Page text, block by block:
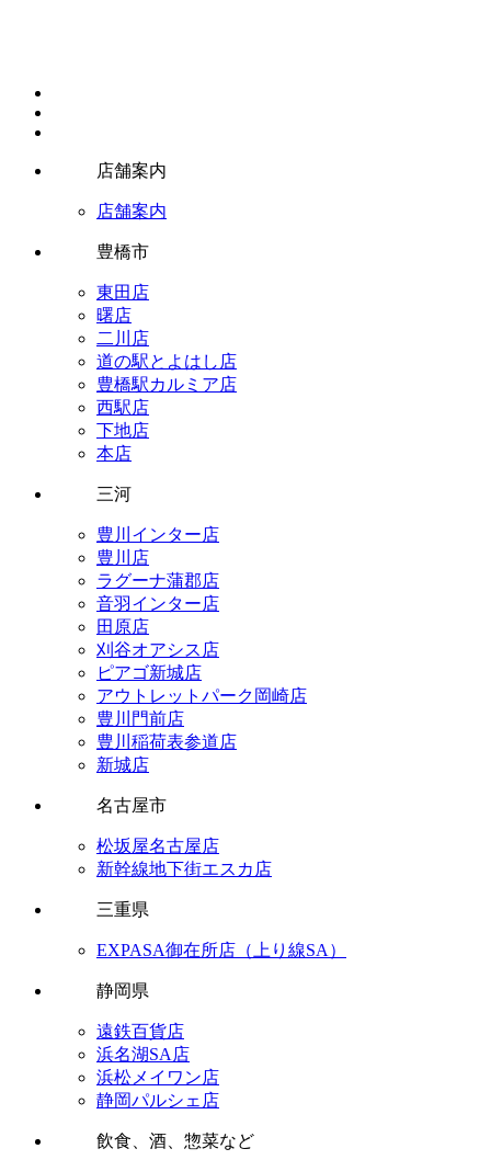
店舗案内
店舗案内
豊橋市
東田店
曙店
二川店
道の駅とよはし店
豊橋駅カルミア店
西駅店
下地店
本店
三河
豊川インター店
豊川店
ラグーナ蒲郡店
音羽インター店
田原店
刈谷オアシス店
ピアゴ新城店
アウトレットパーク岡崎店
豊川門前店
豊川稲荷表参道店
新城店
名古屋市
松坂屋名古屋店
新幹線地下街エスカ店
三重県
EXPASA御在所店（上り線SA）
静岡県
遠鉄百貨店
浜名湖SA店
浜松メイワン店
静岡パルシェ店
飲食、酒、惣菜など